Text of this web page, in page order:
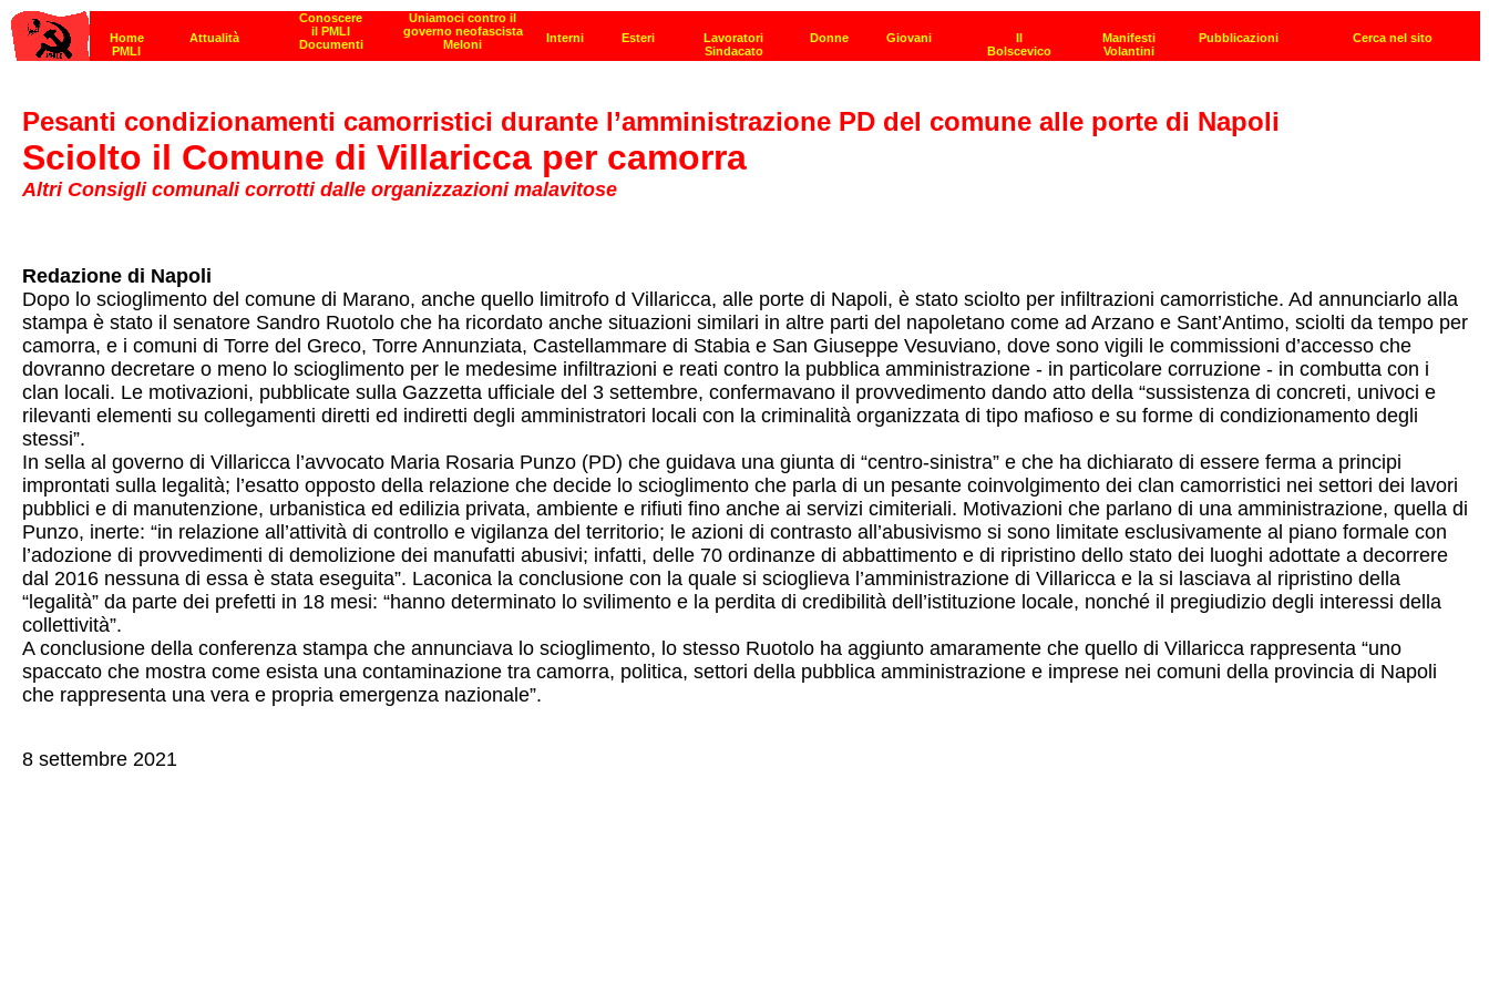
Pesanti condizionamenti camorristici durante l’amministrazione PD del comune alle porte di Napoli
Sciolto il Comune di Villaricca per camorra
Altri Consigli comunali corrotti dalle organizzazioni malavitose
Redazione di Napoli
Dopo lo scioglimento del comune di Marano, anche quello limitrofo d Villaricca, alle porte di Napoli, è stato sciolto per infiltrazioni camorristiche. Ad annunciarlo alla
stampa è stato il senatore Sandro Ruotolo che ha ricordato anche situazioni similari in altre parti del napoletano come ad Arzano e Sant’Antimo, sciolti da tempo per
camorra, e i comuni di Torre del Greco, Torre Annunziata, Castellammare di Stabia e San Giuseppe Vesuviano, dove sono vigili le commissioni d’accesso che
dovranno decretare o meno lo scioglimento per le medesime infiltrazioni e reati contro la pubblica amministrazione - in particolare corruzione - in combutta con i
clan locali. Le motivazioni, pubblicate sulla Gazzetta ufficiale del 3 settembre, confermavano il provvedimento dando atto della “sussistenza di concreti, univoci e
rilevanti elementi su collegamenti diretti ed indiretti degli amministratori locali con la criminalità organizzata di tipo mafioso e su forme di condizionamento degli
stessi”.
In sella al governo di Villaricca l’avvocato Maria Rosaria Punzo (PD) che guidava una giunta di “centro-sinistra” e che ha dichiarato di essere ferma a principi
improntati sulla legalità; l’esatto opposto della relazione che decide lo scioglimento che parla di un pesante coinvolgimento dei clan camorristici nei settori dei lavori
pubblici e di manutenzione, urbanistica ed edilizia privata, ambiente e rifiuti fino anche ai servizi cimiteriali. Motivazioni che parlano di una amministrazione, quella di
Punzo, inerte: “in relazione all’attività di controllo e vigilanza del territorio; le azioni di contrasto all’abusivismo si sono limitate esclusivamente al piano formale con
l’adozione di provvedimenti di demolizione dei manufatti abusivi; infatti, delle 70 ordinanze di abbattimento e di ripristino dello stato dei luoghi adottate a decorrere
dal 2016 nessuna di essa è stata eseguita”. Laconica la conclusione con la quale si scioglieva l’amministrazione di Villaricca e la si lasciava al ripristino della
“legalità” da parte dei prefetti in 18 mesi: “hanno determinato lo svilimento e la perdita di credibilità dell’istituzione locale, nonché il pregiudizio degli interessi della
collettività”.
A conclusione della conferenza stampa che annunciava lo scioglimento, lo stesso Ruotolo ha aggiunto amaramente che quello di Villaricca rappresenta “uno
spaccato che mostra come esista una contaminazione tra camorra, politica, settori della pubblica amministrazione e imprese nei comuni della provincia di Napoli
che rappresenta una vera e propria emergenza nazionale”.
8 settembre 2021